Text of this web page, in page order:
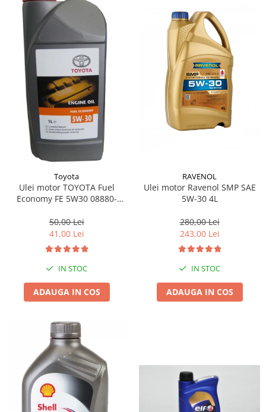
Toyota
Ulei motor TOYOTA Fuel
Economy FE 5W30 08880-
API SL
50,00 Lei
41,00 Lei
IN STOC
ADAUGA IN COS
RAVENOL
Ulei motor Ravenol SMP SAE
5W-30 4L
280,00 Lei
243,00 Lei
IN STOC
ADAUGA IN COS